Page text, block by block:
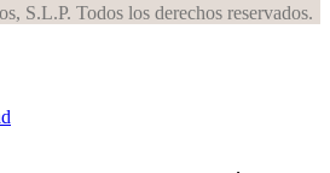
S.L.P. Todos los derechos reservados.